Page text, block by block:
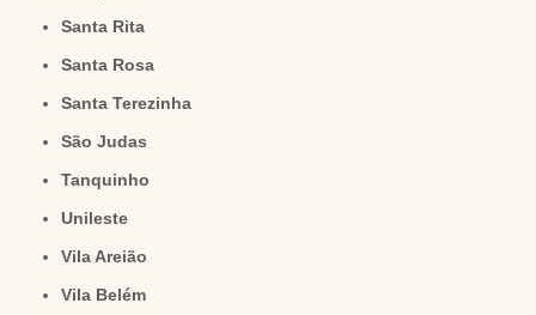
Santa Rita
Santa Rosa
Santa Terezinha
São Judas
Tanquinho
Unileste
Vila Areião
Vila Belém